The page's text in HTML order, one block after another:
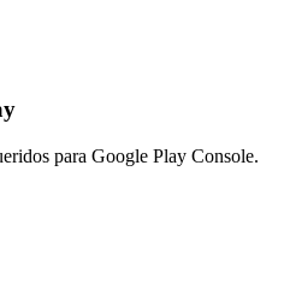
para Google Play Console.